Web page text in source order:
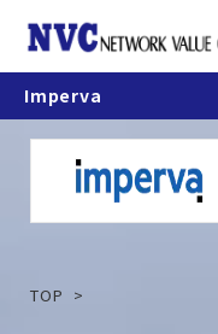
製品情報
お知らせ
Imperva
TOP